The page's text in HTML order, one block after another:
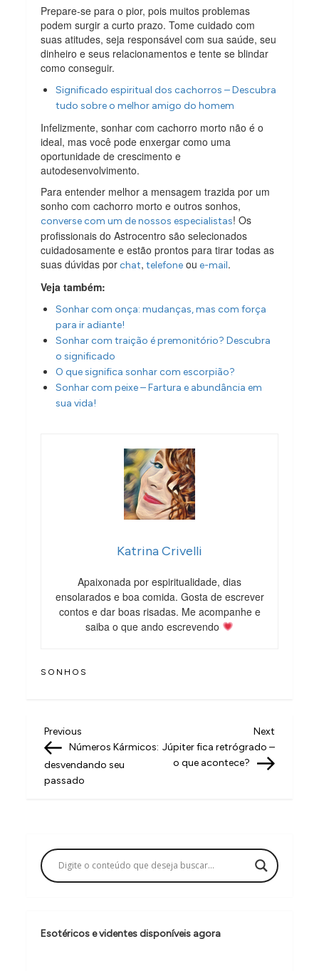
Prepare-se para o pior, pois muitos problemas
podem surgir a curto prazo. Tome cuidado com
suas atitudes, seja responsável com sua saúde, seu
dinheiro e seus relacionamentos e tente se blindar
como conseguir.
Significado espiritual dos cachorros – Descubra
tudo sobre o melhor amigo do homem
Infelizmente, sonhar com cachorro morto não é o
ideal, mas você pode enxergar como uma
oportunidade de crescimento e
autodesenvolvimento.
Para entender melhor a mensagem trazida por um
sonho com cachorro morto e outros sonhos,
converse com um de nossos especialistas! Os
profissionais do Astrocentro são selecionados
cuidadosamente e estão prontos para tirar todas as
suas dúvidas por chat, telefone ou e-mail.
Veja também:
Sonhar com onça: mudanças, mas com força
para ir adiante!
Sonhar com traição é premonitório? Descubra
o significado
O que significa sonhar com escorpião?
Sonhar com peixe – Fartura e abundância em
sua vida!
Katrina Crivelli
Apaixonada por espiritualidade, dias
ensolarados e boa comida. Gosta de escrever
contos e dar boas risadas. Me acompanhe e
saiba o que ando escrevendo
SONHOS
N
a
v
a
ç
o
d
Previous
Post
Previous
Números Kármicos:
desvendando seu
passado
Next
Post
Next
Júpiter fica retrógrado –
o que acontece?
Esotéricos e videntes disponíveis agora